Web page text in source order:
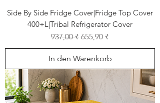
Side By Side Fridge Cover|Fridge Top Cover
400+L|Tribal Refrigerator Cover
Standardpreis
937,00 ₹ Sale-Preis
655,90 ₹
In den Warenkorb